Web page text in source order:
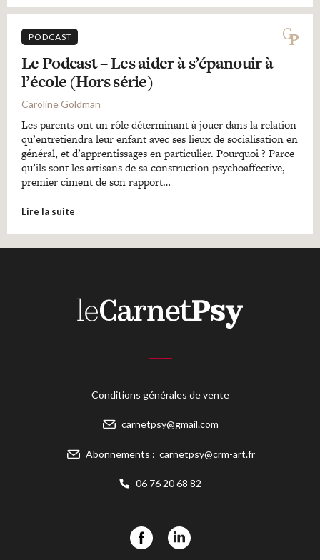
PODCAST
Le Podcast – Les aider à s’épanouir à
l’école (Hors série)
Caroline Goldman
Les parents ont un rôle déterminant à jouer dans la relation
qu’entretiendra leur enfant avec ses lieux de socialisation en
général, et d’apprentissages en particulier. Pourquoi ? Parce
qu’ils sont les artisans de sa construction psychoaffective,
premier ciment de son rapport…
Lire la suite
Conditions générales de vente
carnetpsy@gmail.com
Abonnements : carnetpsy@crm-art.fr
06 76 20 68 82